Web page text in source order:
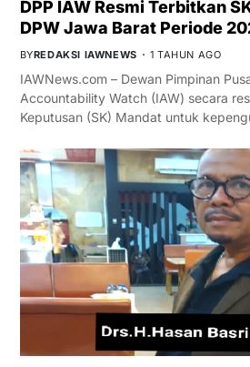
DPP IAW Resmi Terbitkan
DPW Jawa Barat Periode
BYREDAKSI IAWNEWS 1 TAHUN AGO
IAWNews.com – Dewan Pimpinan
Accountability Watch (IAW) secara
Keputusan (SK) Mandat untuk